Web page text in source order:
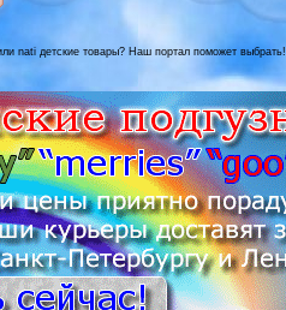
nati детские товары? Наш портал поможет выбрать!